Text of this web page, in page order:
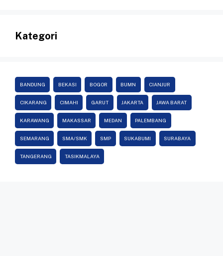
Kategori
BANDUNG BEKASI BOGOR BUMN CIANJUR
CIKARANG CIMAHI GARUT JAKARTA JAWA BARAT
KARAWANG MAKASSAR MEDAN PALEMBANG
SEMARANG SMA/SMK SMP SUKABUMI SURABAYA
TANGERANG TASIKMALAYA